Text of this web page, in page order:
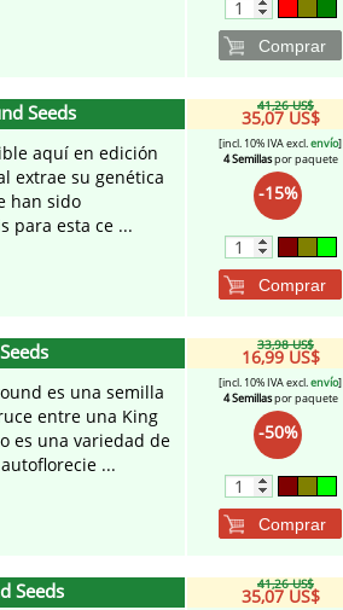
Comprar
Seeds
aquí en edición
extrae su genética
han sido
para esta ce ...
41,26 US$
35,07 US$
[incl. 10% IVA excl.envío]
4 Semillaspor paquete
-15%
Comprar
es una semilla
entre una King
es una variedad de
...
33,98 US$
16,99 US$
[incl. 10% IVA excl.envío]
4 Semillaspor paquete
-50%
Comprar
Seeds 41,26 US$
35,07 US$